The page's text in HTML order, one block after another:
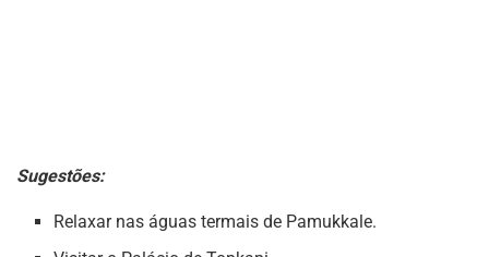
Sugestões:
Relaxar nas águas termais de Pamukkale.